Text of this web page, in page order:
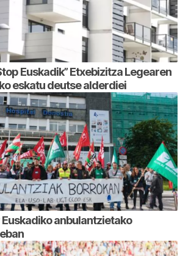
Euskadik” Etxebizitza Legearen
eskatu deutse alderdiei
anbulantzietako